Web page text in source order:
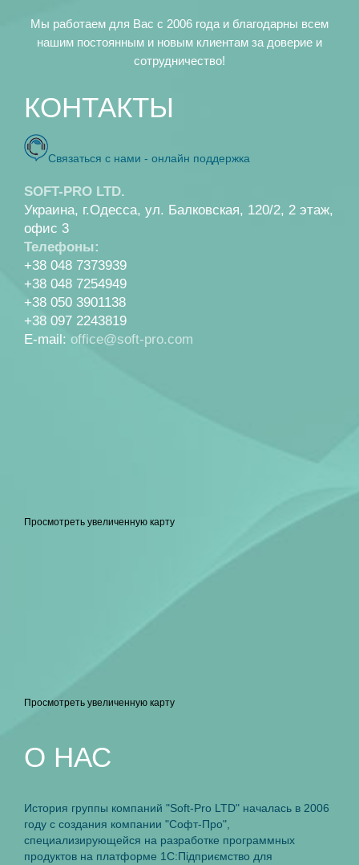
Мы работаем для Вас с 2006 года и благодарны всем
нашим постоянным и новым клиентам за доверие и
сотрудничество!
КОНТАКТЫ
Связаться с нами - онлайн поддержка
SOFT-PRO LTD.
Украина, г.Одесса, ул. Балковская, 120/2, 2 этаж,
офис 3
Телефоны:
+38 048 7373939
+38 048 7254949
+38 050 3901138
+38 097 2243819
E-mail: office@soft-pro.com
Просмотреть увеличенную карту
Просмотреть увеличенную карту
O НАС
История группы компаний "Soft-Pro LTD" началась в 2006
году с создания компании "Софт-Про",
специализирующейся на разработке программных
продуктов на платформе 1С:Пiдприємство для